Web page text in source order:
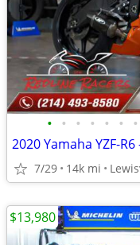
• • • • • • •
2020 Yamaha YZF-
7/29 14k mi
$13,980